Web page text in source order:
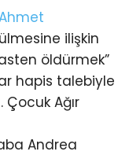
ilişkin
öldürmek”
hapis talebiyle
Ağır
Andrea